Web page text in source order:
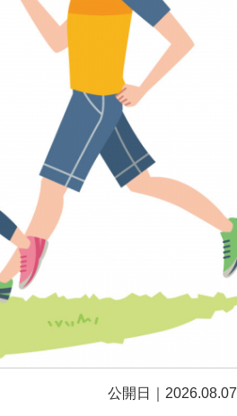
公開日｜2026.08.07